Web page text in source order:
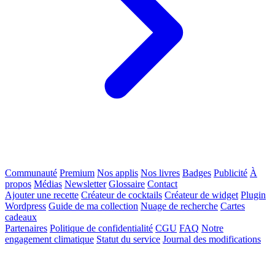
Communauté Premium Nos applis Nos livres Badges Publicité À
propos Médias Newsletter Glossaire Contact
Ajouter une recette Créateur de cocktails Créateur de widget Plugin
Wordpress Guide de ma collection Nuage de recherche Cartes
cadeaux
Partenaires Politique de confidentialité CGU FAQ Notre
engagement climatique Statut du service Journal des modifications